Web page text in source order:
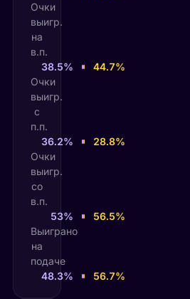
Очки
выигр.
на
в.п.
38.5%
44.7%
Очки
выигр.
с
п.п.
36.2%
28.8%
Очки
выигр.
со
в.п.
53%
56.5%
Выиграно
на
подаче
48.3%
56.7%